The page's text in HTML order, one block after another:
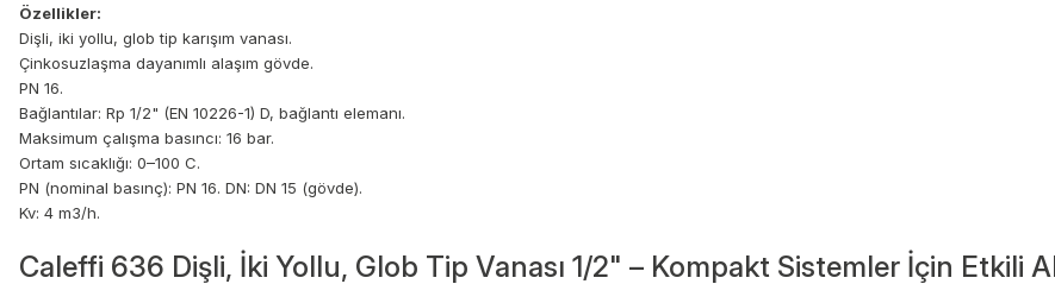
Özellikler:
Dişli, iki yollu, glob tip karışım vanası.
Çinkosuzlaşma dayanımlı alaşım gövde.
PN 16.
Bağlantılar: Rp 1/2" (EN 10226-1) D, bağlantı elemanı.
Maksimum çalışma basıncı: 16 bar.
Ortam sıcaklığı: 0–100 C.
PN (nominal basınç): PN 16. DN: DN 15 (gövde).
Kv: 4 m3/h.
Caleffi 636 Dişli, İki Yollu, Glob Tip Vanası 1/2" – Kompakt Sistemler İçin Etkili